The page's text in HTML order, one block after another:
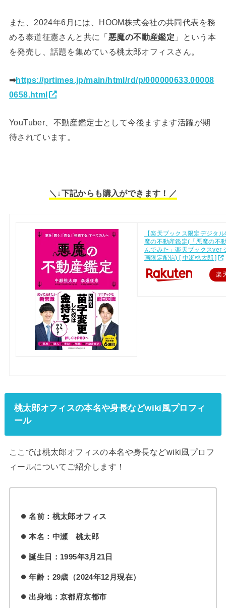
また、2024年6月には、HOOM株式会社の共同代表を務
める泰道征憲さんと共に「 悪魔の不動産鑑定 」という本
を発売し、話題を集めている桃太郎オフィスさん。
➡https://prtimes.jp/main/html/rd/p/000000633.00008
0658.html
YouTuber、不動産鑑定士として今後ますます活躍が期
待されています。
＼↓下記からも購入ができます！／
【楽天ブックス限定デジタ
魔の不動産鑑定(「悪魔の不
んでみた」楽天ブックスver
画限定配信) [ 中瀬桃太郎 ]
楽
桃太郎オフィスの本名や身長などwiki風プロフィ
ール
ここでは桃太郎オフィスの本名や身長などwiki風プロフ
ィールについてご紹介します！
名前：桃太郎オフィス
本名：中瀬 桃太郎
誕生日：1995年3月21日
年齢：29歳（2024年12月現在）
出身地：京都府京都市